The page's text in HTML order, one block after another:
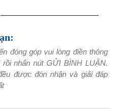
đóng góp vui lòng điền thông
nhấn nút GỬI BÌNH LUẬN.
được đón nhận và giải đáp